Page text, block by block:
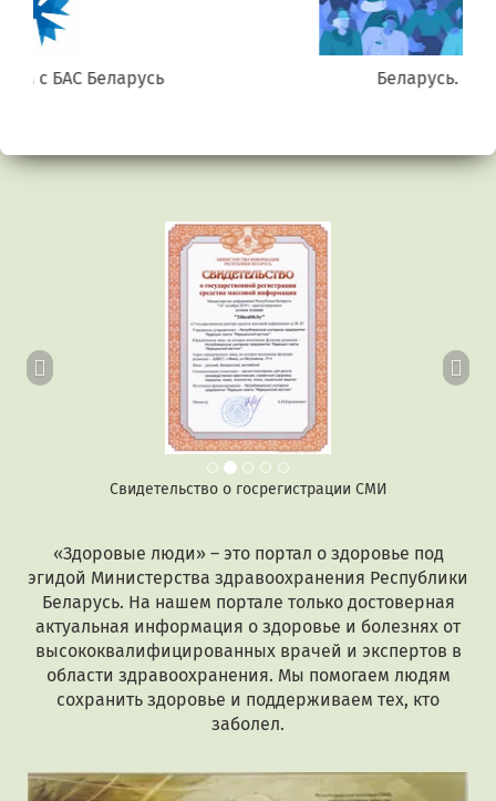
Беларусь. Gluten free
Свидетельство о госрегистрации СМИ
Предыдущий
«Здоровые люди» – это портал о здоровье под
эгидой Министерства здравоохранения Республики
Беларусь. На нашем портале только достоверная
актуальная информация о здоровье и болезнях от
высококвалифицированных врачей и экспертов в
области здравоохранения. Мы помогаем людям
сохранить здоровье и поддерживаем тех, кто
заболел.